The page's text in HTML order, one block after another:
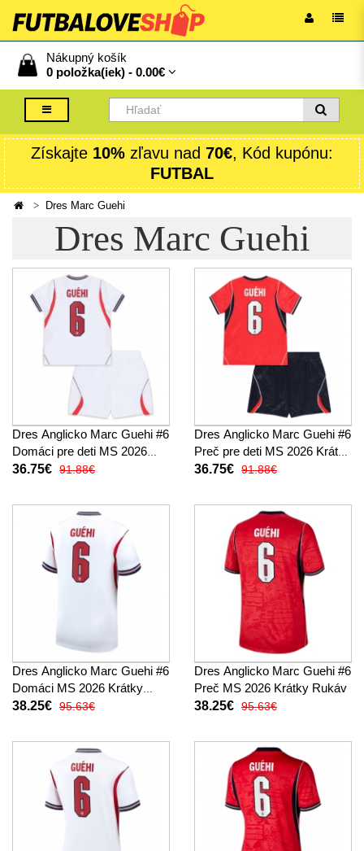
Nákupný košík
0 položka(iek) - 0.00€
Získajte 10% zľavu nad 70€, Kód kupónu:
FUTBAL
Dres Marc Guehi
Dres Marc Guehi
Dres Anglicko Marc Guehi #6
Domáci pre deti MS 2026
Krátky Rukáv (+ trenírky)
36.75€ 91.88€
Dres Anglicko Marc Guehi #6
Preč pre deti MS 2026 Krátky
Rukáv (+ trenírky)
36.75€ 91.88€
Dres Anglicko Marc Guehi #6
Domáci MS 2026 Krátky
Rukáv
38.25€ 95.63€
Dres Anglicko Marc Guehi #6
Preč MS 2026 Krátky Rukáv
38.25€ 95.63€